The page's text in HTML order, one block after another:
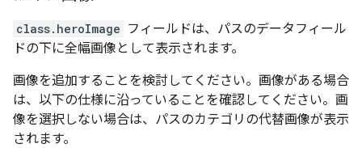
class.heroImage フィールドは、パスのデータフィール
ドの下に全幅画像として表示されます。
画像を追加することを検討してください。画像がある場合
は、以下の仕様に沿っていることを確認してください。画
像を選択しない場合は、パスのカテゴリの代替画像が表示
されます。